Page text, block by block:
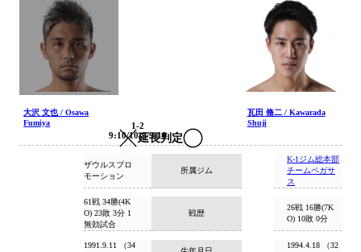
中文（繁體
大沢 文也 / Osawa
Fumiya
延長判定
1-2
9:10/10:9/9:10
瓦田 脩二 / Kawarada
Shuji
所属ジム
ザウルスプロ
モーション
K-1ジム総本部
チームペガサ
ス
戦歴
61戦 34勝(4K
O) 23敗 3分 1
無効試合
26戦 16勝(7K
O) 10敗 0分
1991.9.11 （34
1994.4.18 （32